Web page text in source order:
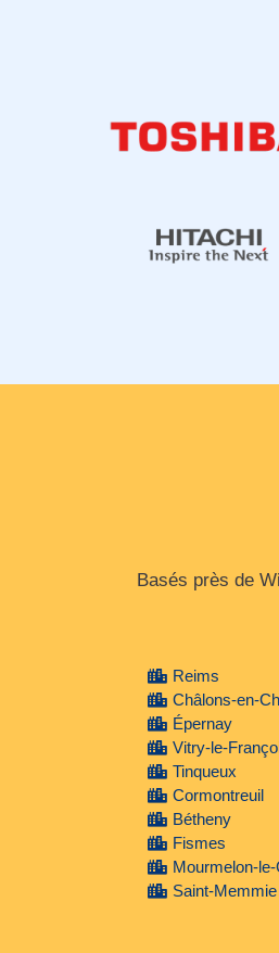
Basés près de
Reims
Châlons-en-
Épernay
Vitry-le-
Tinqueux
Cormontreuil
Bétheny
Fismes
Mourmelon-
Saint-Memmie